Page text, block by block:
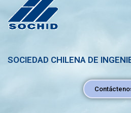
SOCIEDAD CHILENA DE